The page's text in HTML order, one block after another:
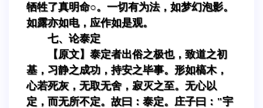
牺牲了真明命○。一切有为法，如梦幻泡影。
如露亦如电，应作如是观。
七、论泰定
【原文】泰定者出俗之极也，致道之初
基，习静之成功，持安之毕事。形如槁木，
心若死灰，无取无舍，寂灭之至。无心以
定，而无所不定。故曰：泰定。庄子曰："宇